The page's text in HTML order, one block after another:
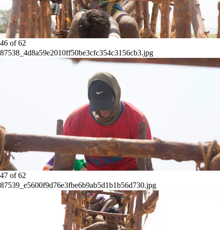
46 of62
87538_4d8a59e2010ff50be3cfc354c3156cb3.jpg
47 of62
87539_e5600f9d76e3fbe6b9ab5d1b1b56d730.jpg